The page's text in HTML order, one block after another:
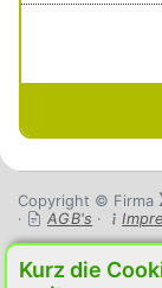
Copyright © Firma
·
AGB's ·
Kurz die